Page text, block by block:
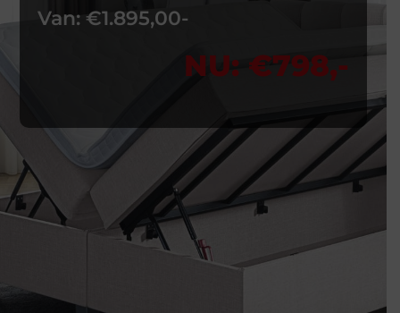
Van: €1.895,00-
NU: €798,-